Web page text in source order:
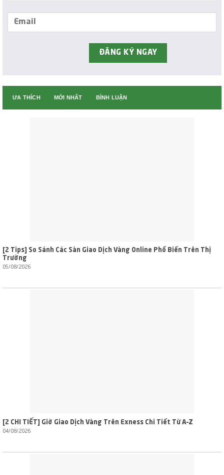
ƯA THÍCH MỚI NHẤT BÌNH LUẬN
[2 Tips] So Sánh Các Sàn Giao Dịch Vàng Online Phổ Biến Trên Thị
Trường
05/08/2026
[2 CHI TIẾT] Giờ Giao Dịch Vàng Trên Exness Chi Tiết Từ A–Z
04/08/2026